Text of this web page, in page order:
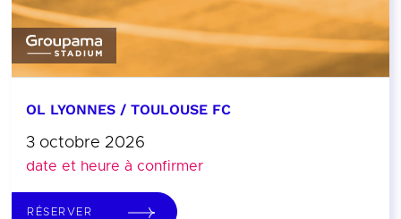
OL LYONNES / TOULOUSE FC
3 octobre 2026
date et heure à confirmer
RÉSERVER